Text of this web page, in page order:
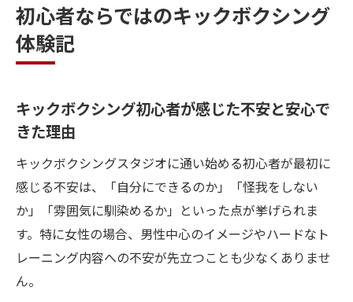
初心者ならではのキックボクシング
体験記
キックボクシング初心者が感じた不安と安心で
きた理由
キックボクシングスタジオに通い始める初心者が最初に
感じる不安は、「自分にできるのか」「怪我をしない
か」「雰囲気に馴染めるか」といった点が挙げられま
す。特に女性の場合、男性中心のイメージやハードなト
レーニング内容への不安が先立つことも少なくありませ
ん。